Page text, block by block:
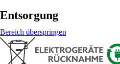
Entsorgung
Bereich überspringen